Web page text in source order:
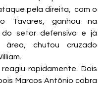
pela direita,  com o
Tavares, ganhou na
do setor defensivo e já
chutou cruzado
rapidamente. Dois
Marcos Antônio cobra